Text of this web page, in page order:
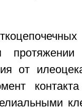
от
контакта